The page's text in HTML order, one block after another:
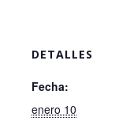
DETALLES
Fecha:
enero 10